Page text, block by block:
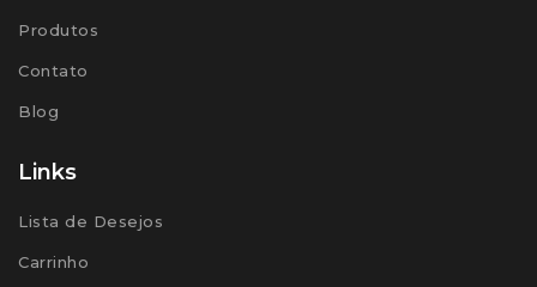
Produtos
Contato
Blog
Links
Lista de Desejos
Carrinho